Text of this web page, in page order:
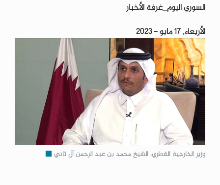
السوري اليوم_غرفة الأخبار
الأربعاء, 17 مايو - 2023
وزير الخارجية القطري، الشيخ محمد بن عبد الرحمن آل ثاني